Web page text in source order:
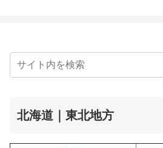
北海道｜東北地方